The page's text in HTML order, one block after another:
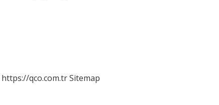
https://qco.com.trSitemap